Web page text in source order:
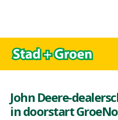
John Deere-
in doorstart